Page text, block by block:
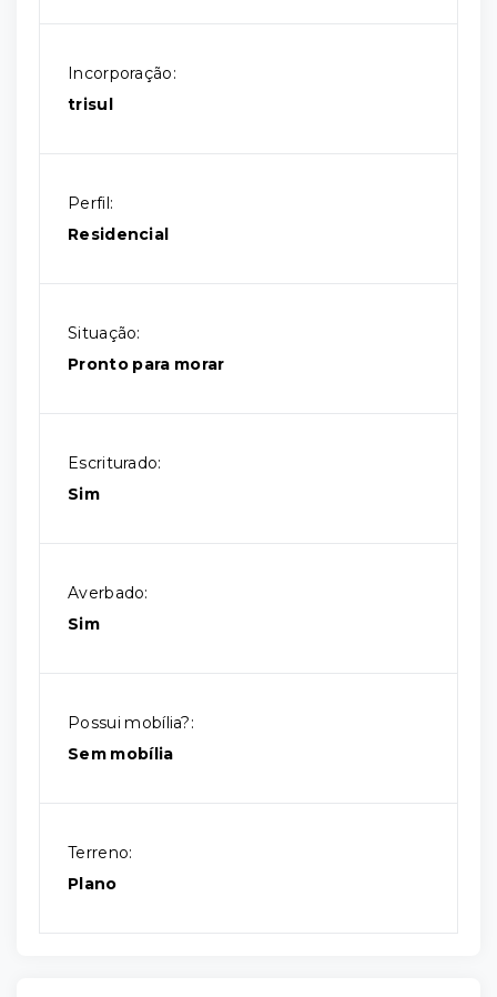
Incorporação:
trisul
Perfil:
Residencial
Situação:
Pronto para morar
Escriturado:
Sim
Averbado:
Sim
Possui mobília?:
Sem mobília
Terreno:
Plano